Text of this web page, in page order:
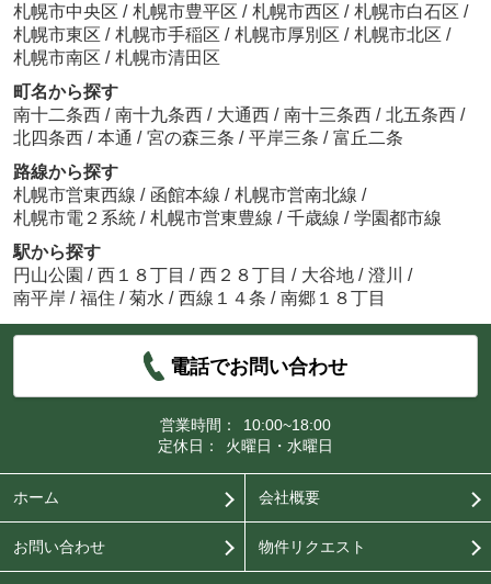
札幌市中央区 / 札幌市豊平区 / 札幌市西区 / 札幌市白石区 /
札幌市東区 / 札幌市手稲区 / 札幌市厚別区 / 札幌市北区 /
札幌市南区 / 札幌市清田区
町名から探す
南十二条西 / 南十九条西 / 大通西 / 南十三条西 / 北五条西 /
北四条西 / 本通 / 宮の森三条 / 平岸三条 / 富丘二条
路線から探す
札幌市営東西線 / 函館本線 / 札幌市営南北線 /
札幌市電２系統 / 札幌市営東豊線 / 千歳線 / 学園都市線
駅から探す
円山公園 / 西１８丁目 / 西２８丁目 / 大谷地 / 澄川
/
南平岸 / 福住 / 菊水 / 西線１４条 / 南郷１８丁目
電話でお問い合わせ
営業時間：
10:00~18:00
定休日：
火曜日・水曜日
ホーム 会社概要
お問い合わせ 物件リクエスト